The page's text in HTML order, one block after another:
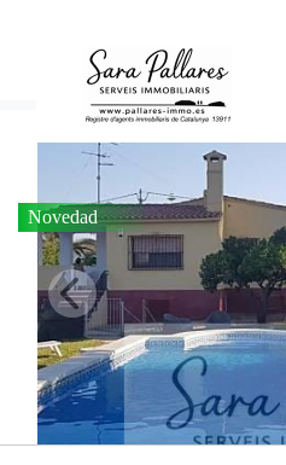
Venta de chalet en
Novedad